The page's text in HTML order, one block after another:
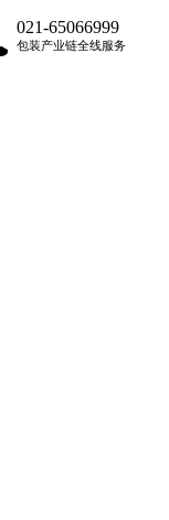
021-65066999
包装产业链全线服务